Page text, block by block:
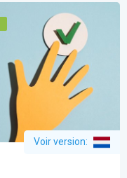
Voir version: